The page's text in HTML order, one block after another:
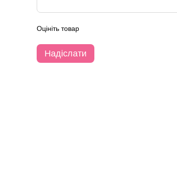
Оцініть товар
Надіслати